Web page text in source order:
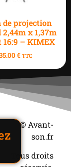
de projection
x 1,37m
16:9 – KIMEX
€ TTC
© Avant-
son.fr
Tous droits